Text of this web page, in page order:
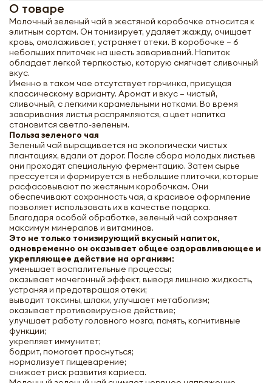
О товаре
Молочный зеленый чай в жестяной коробочке относится к
элитным сортам. Он тонизирует, удаляет жажду, очищает
кровь, омолаживает, устраняет отеки. В коробочке – 6
небольших плиточек на шесть завариваний. Напиток
обладает легкой терпкостью, которую смягчает сливочный
вкус.
Именно в таком чае отсутствует горчинка, присущая
классическому варианту. Аромат и вкус – чистый,
сливочный, с легкими карамельными нотками. Во время
заваривания листья распрямляются, а цвет напитка
становится светло-зеленым.
Польза зеленого чая
Зеленый чай выращивается на экологически чистых
плантациях, вдали от дорог. После сбора молодых листьев
они проходят специальную ферментацию. Затем сырье
прессуется и формируется в небольшие плиточки, которые
расфасовывают по жестяным коробочкам. Они
обеспечивают сохранность чая, а красивое оформление
позволяет использовать их в качестве подарка.
Благодаря особой обработке, зеленый чай сохраняет
максимум минералов и витаминов.
Это не только тонизирующий вкусный напиток,
одновременно он оказывает общее оздоравливающее и
укрепляющее действие на организм:
уменьшает воспалительные процессы;
оказывает мочегонный эффект, выводя лишнюю жидкость,
устраняя и предотвращая отеки;
выводит токсины, шлаки, улучшает метаболизм;
оказывает противовирусное действие;
улучшает работу головного мозга, память, когнитивные
функции;
укрепляет иммунитет;
бодрит, помогает проснуться;
нормализует пищеварение;
снижает риск развития кариеса.